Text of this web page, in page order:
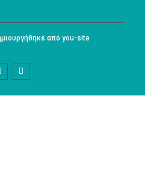
από you-site